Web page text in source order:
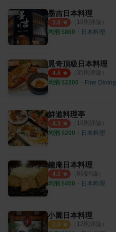
墨吉日本料理
3.8 （ 18則評論）
均消 $860 ・ 日本料理
覓奇頂級日本料理
4.6 （ 35則評論）
均消 $2200 ・ Fine Dining
鮮道料理亭
4.3 （ 19則評論）
均消 $200 ・ 日本料理
鐘庵日本料理
4.0 （ 8則評論）
均消 $400 ・ 日本料理
小園日本料理
2.9 （ 12則評論）